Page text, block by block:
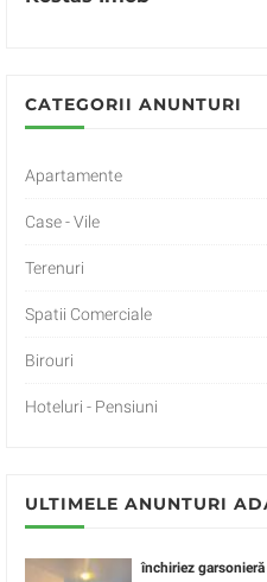
CATEGORII ANUNTURI
Apartamente
Case - Vile
Terenuri
Spatii Comerciale
Birouri
Hoteluri - Pensiuni
ULTIMELE ANUNTURI
închiriez